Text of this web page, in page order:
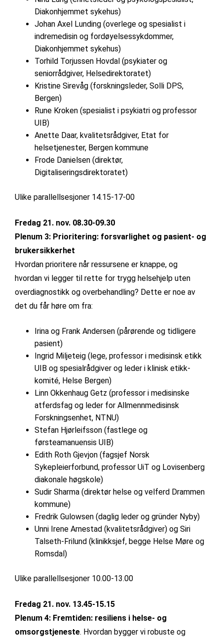
Diakonhjemmet sykehus)
Johan Axel Lunding (overlege og spesialist i
indremedisin og fordøyelsessykdommer,
Diakonhjemmet sykehus)
Torhild Torjussen Hovdal (psykiater og
seniorrådgiver, Helsedirektoratet)
Kristine Sirevåg (forskningsleder, Solli DPS,
Bergen)
Rune Kroken (spesialist i psykiatri og professor
UIB)
Anette Daar, kvalitetsrådgiver, Etat for
helsetjenester, Bergen kommune
Frode Danielsen (direktør,
Digitaliseringsdirektoratet)
Ulike parallellsesjoner 14.15-17-00
Fredag 21. nov. 08.30-09.30
Plenum 3: Prioritering: forsvarlighet og pasient- og
brukersikkerhet
Hvordan prioritere når ressursene er knappe, og
hvordan vi legger til rette for trygg helsehjelp uten
overdiagnostikk og overbehandling? Dette er noe av
det du får høre om fra:
Irina og Frank Andersen (pårørende og tidligere
pasient)
Ingrid Miljeteig (lege, professor i medisinsk etikk
UIB og spesialrådgiver og leder i klinisk etikk-
komité, Helse Bergen)
Linn Okkenhaug Getz (professor i medisinske
atferdsfag og leder for Allmennmedisinsk
Forskningsenhet, NTNU)
Stefan Hjørleifsson (fastlege og
førsteamanuensis UIB)
Edith Roth Gjevjon (fagsjef Norsk
Sykepleierforbund, professor UiT og Lovisenberg
diakonale høgskole)
Sudir Sharma (direktør helse og velferd Drammen
kommune)
Fredrik Gulowsen (daglig leder og gründer Nyby)
Unni Irene Arnestad (kvalitetsrådgiver) og Siri
Talseth-Frilund (klinikksjef, begge Helse Møre og
Romsdal)
Ulike parallellsesjoner 10.00-13.00
Fredag 21. nov. 13.45-15.15
Plenum 4: Fremtiden: resiliens i helse- og
omsorgstjeneste. Hvordan bygger vi robuste og